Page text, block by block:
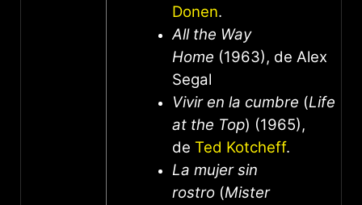
Donen.
All the Way
Home (1963), de Alex
Segal
Vivir en la cumbre (Life
at the Top) (1965),
de Ted Kotcheff.
La mujer sin
rostro (Mister